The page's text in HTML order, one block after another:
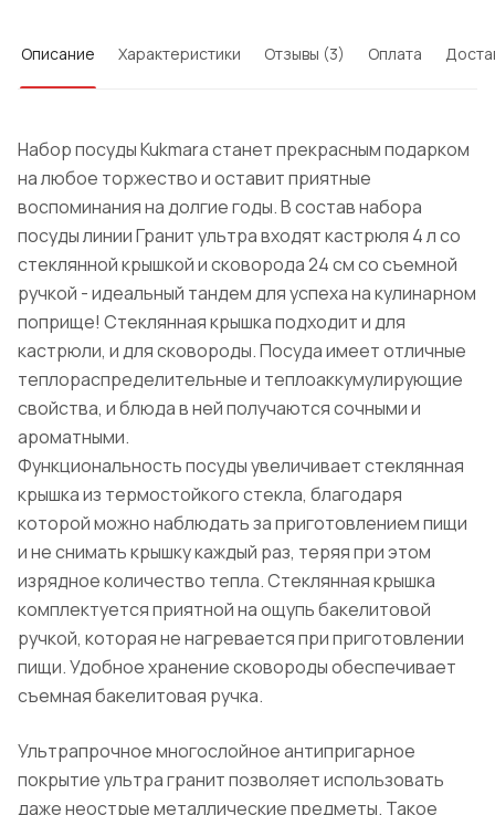
Описание Характеристики Отзывы (3) Оплата
Набор посуды Kukmara станет прекрасным подарком
на любое торжество и оставит приятные
воспоминания на долгие годы. В состав набора
посуды линии Гранит ультра входят кастрюля 4 л со
стеклянной крышкой и сковорода 24 см со съемной
ручкой - идеальный тандем для успеха на кулинарном
поприще! Стеклянная крышка подходит и для
кастрюли, и для сковороды. Посуда имеет отличные
теплораспределительные и теплоаккумулирующие
свойства, и блюда в ней получаются сочными и
ароматными.
Функциональность посуды увеличивает стеклянная
крышка из термостойкого стекла, благодаря
которой можно наблюдать за приготовлением пищи
и не снимать крышку каждый раз, теряя при этом
изрядное количество тепла. Стеклянная крышка
комплектуется приятной на ощупь бакелитовой
ручкой, которая не нагревается при приготовлении
пищи. Удобное хранение сковороды обеспечивает
съемная бакелитовая ручка.
Ультрапрочное многослойное антипригарное
покрытие ультра гранит позволяет использовать
даже неострые металлические предметы. Такое